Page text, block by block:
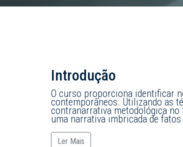
Introdução
O curso proporciona identificar
contemporâneos. Utilizando as
contranarrativa metodológica
uma narrativa imbricada de
Ler Mais